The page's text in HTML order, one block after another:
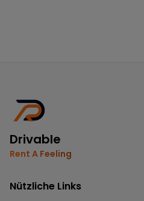
Drivable
Rent A Feeling
Nützliche Links